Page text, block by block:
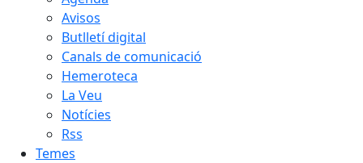
Avisos
Butlletí digital
Canals de comunicació
Hemeroteca
La Veu
Notícies
Rss
Temes